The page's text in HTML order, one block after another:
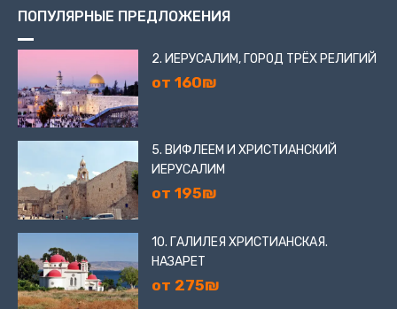
ПОПУЛЯРНЫЕ ПРЕДЛОЖЕНИЯ
2. ИЕРУСАЛИМ, ГОРОД ТРЁХ РЕЛИГИЙ
от 160₪
5. ВИФЛЕЕМ И ХРИСТИАНСКИЙ
ИЕРУСАЛИМ
от 195₪
10. ГАЛИЛЕЯ ХРИСТИАНСКАЯ.
НАЗАРЕТ
от 275₪